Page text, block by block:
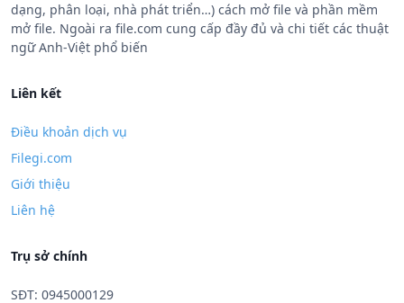
dạng, phân loại, nhà phát triển…) cách mở file và phần mềm
mở file. Ngoài ra file.com cung cấp đầy đủ và chi tiết các thuật
ngữ Anh-Việt phổ biến
Liên kết
Điều khoản dịch vụ
Filegi.com
Giới thiệu
Liên hệ
Trụ sở chính
SĐT: 0945000129